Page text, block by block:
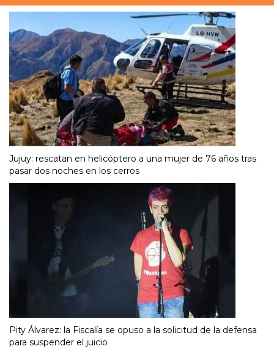
Jujuy: rescatan en helicóptero a una mujer de 76 años tras
pasar dos noches en los cerros
Pity Álvarez: la Fiscalía se opuso a la solicitud de la defensa
para suspender el juicio